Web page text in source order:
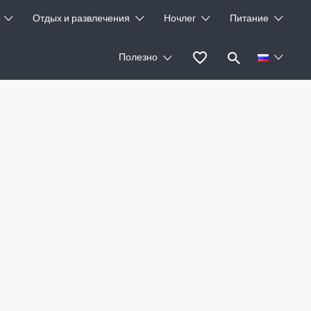
Отдых и развлечения Ночлег Питание
Полезно